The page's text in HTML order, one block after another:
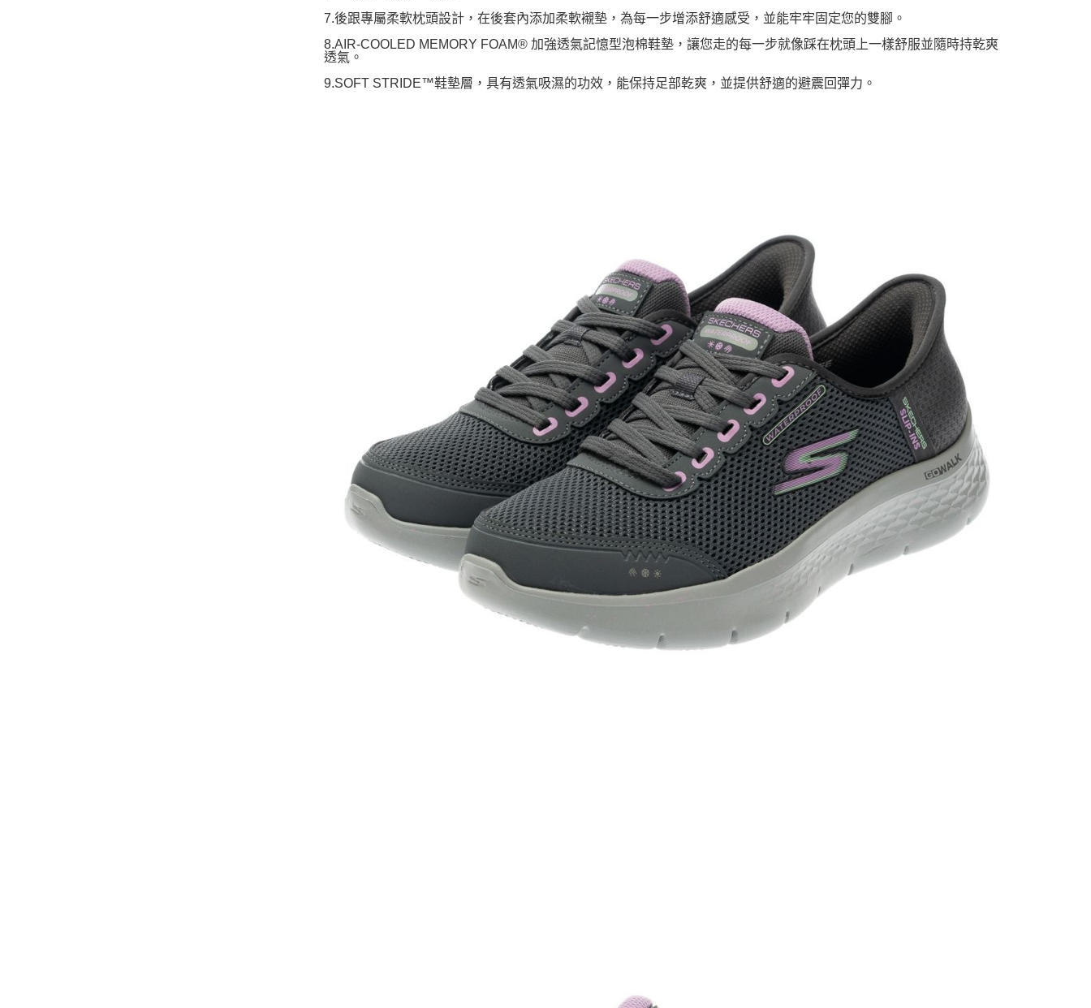
7.後跟專屬柔軟枕頭設計，在後套內添加柔軟襯墊，為每一步增添舒適感受，並能牢牢固定您的雙腳。
8.AIR-COOLED MEMORY FOAM® 加強透氣記憶型泡棉鞋墊，讓您走的每一步就像踩在枕頭上一樣舒服並隨時持乾爽
透氣。
9.SOFT STRIDE™鞋墊層，具有透氣吸濕的功效，能保持足部乾爽，並提供舒適的避震回彈力。